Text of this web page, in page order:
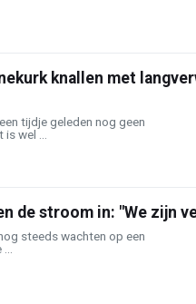
knallen met
tijdje geleden nog geen
wel ...
de stroom in: "We zijn
steeds wachten op een